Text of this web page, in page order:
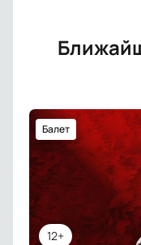
12+
Балет